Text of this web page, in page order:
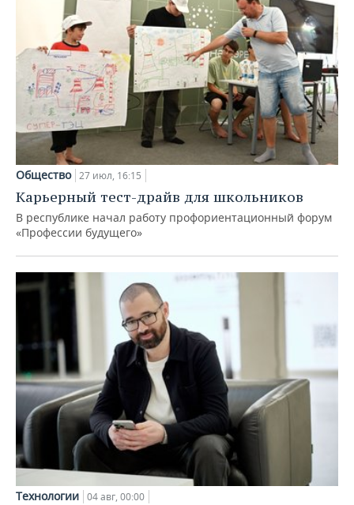
Общество 27 июл, 16:15
Карьерный тест-драйв для школьников
В республике начал работу профориентационный форум
«Профессии будущего»
Технологии 04 авг, 00:00